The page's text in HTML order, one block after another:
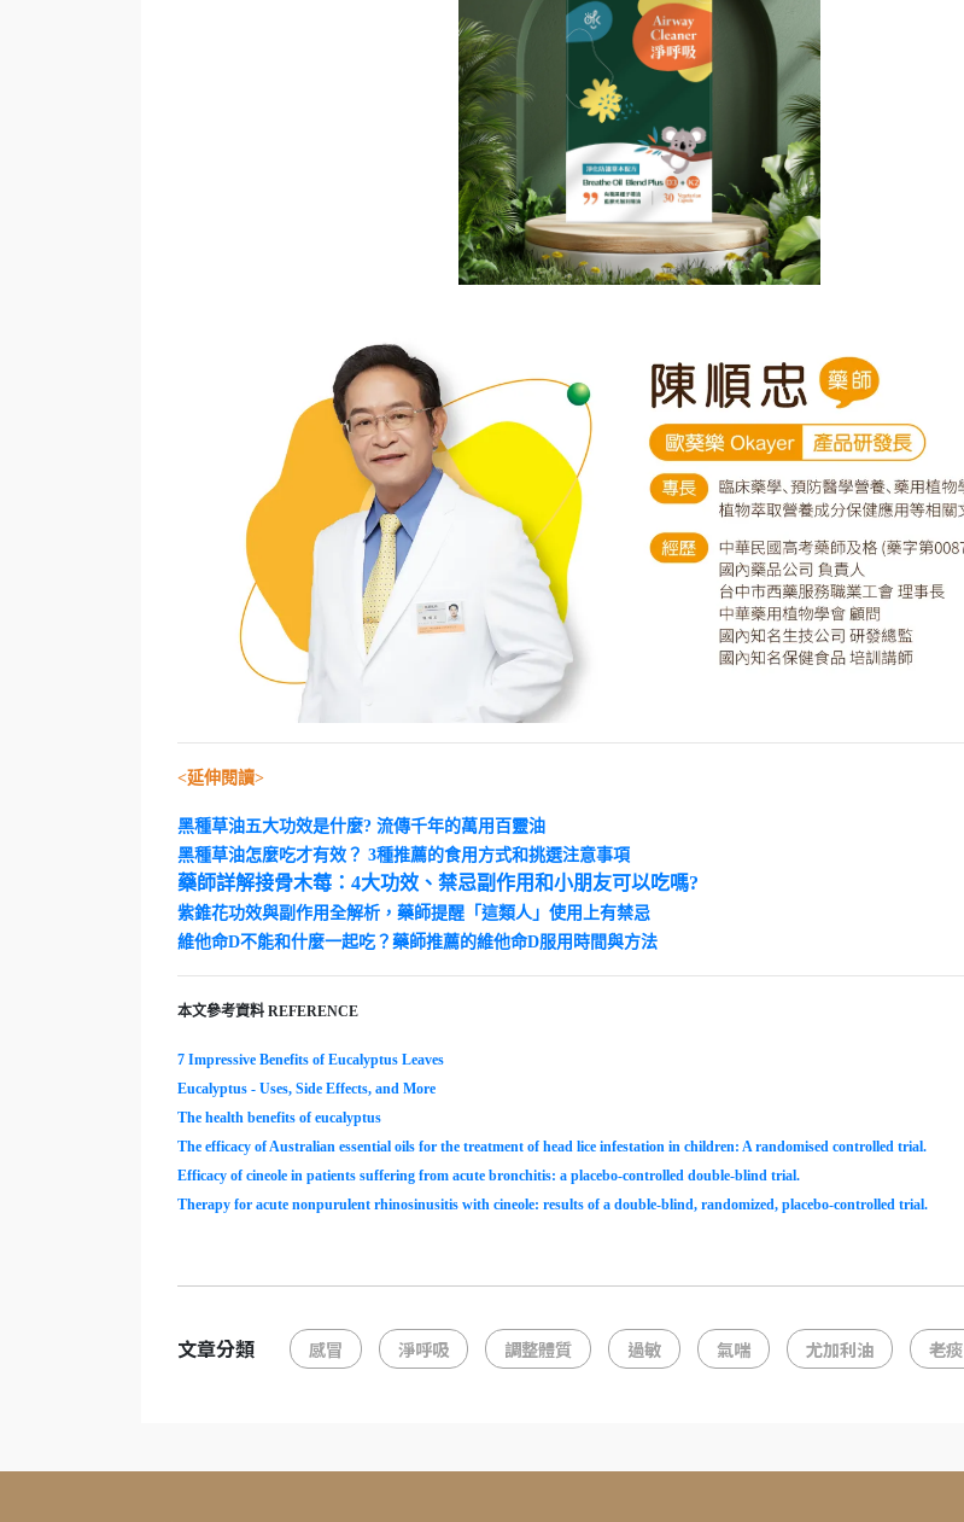
<延伸閱讀>
黑種草油五大功效是什麼? 流傳千年的萬用百靈油
黑種草油怎麼吃才有效？ 3種推薦的食用方式和挑選注意事項
藥師詳解接骨木莓：4大功效、禁忌副作用和小朋友可以吃嗎?
紫錐花功效與副作用全解析，藥師提醒「這類人」使用上有禁忌
維他命D不能和什麼一起吃？藥師推薦的維他命D服用時間與方法
本文參考資料 REFERENCE
7 Impressive Benefits of Eucalyptus Leaves
Eucalyptus - Uses, Side Effects, and More
The health benefits of eucalyptus
The efficacy of Australian essential oils for the treatment of head lice infestation in children: A randomised controlled trial.
Efficacy of cineole in patients suffering from acute bronchitis: a placebo-controlled double-blind trial.
Therapy for acute nonpurulent rhinosinusitis with cineole: results of a double-blind, randomized, placebo-controlled trial.
文章分類 感冒 淨呼吸 調整體質 過敏 氣喘 尤加利油 老痰